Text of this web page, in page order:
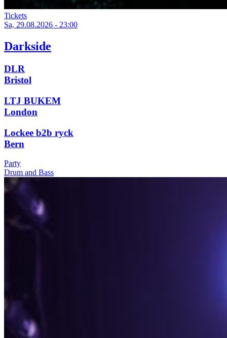
Tickets
Sa, 29.08.2026 - 23:00
Darkside
DLR
Bristol
LTJ BUKEM
London
Lockee b2b ryck
Bern
Party
Drum and Bass